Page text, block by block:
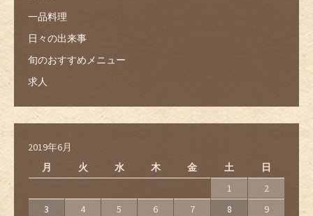
一品料理
日々の出来事
旬のおすすめメニュー
求人
2019年6月
月
火 水 木 金 土 日
1
2
3
4 5 6 7 8
9